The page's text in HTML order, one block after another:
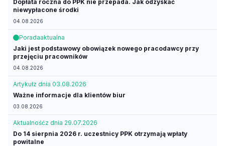
Dopłata roczna do PPK nie przepada. Jak odzyskać
niewypłacone środki
04.08.2026
Poradaaktualna
Jaki jest podstawowy obowiązek nowego pracodawcy przy
przejęciu pracowników
04.08.2026
Artykułz dnia 03.08.2026
Ważne informacje dla klientów biur
03.08.2026
Aktualnośćz dnia 29.07.2026
Do 14 sierpnia 2026 r. uczestnicy PPK otrzymają wpłaty
powitalne